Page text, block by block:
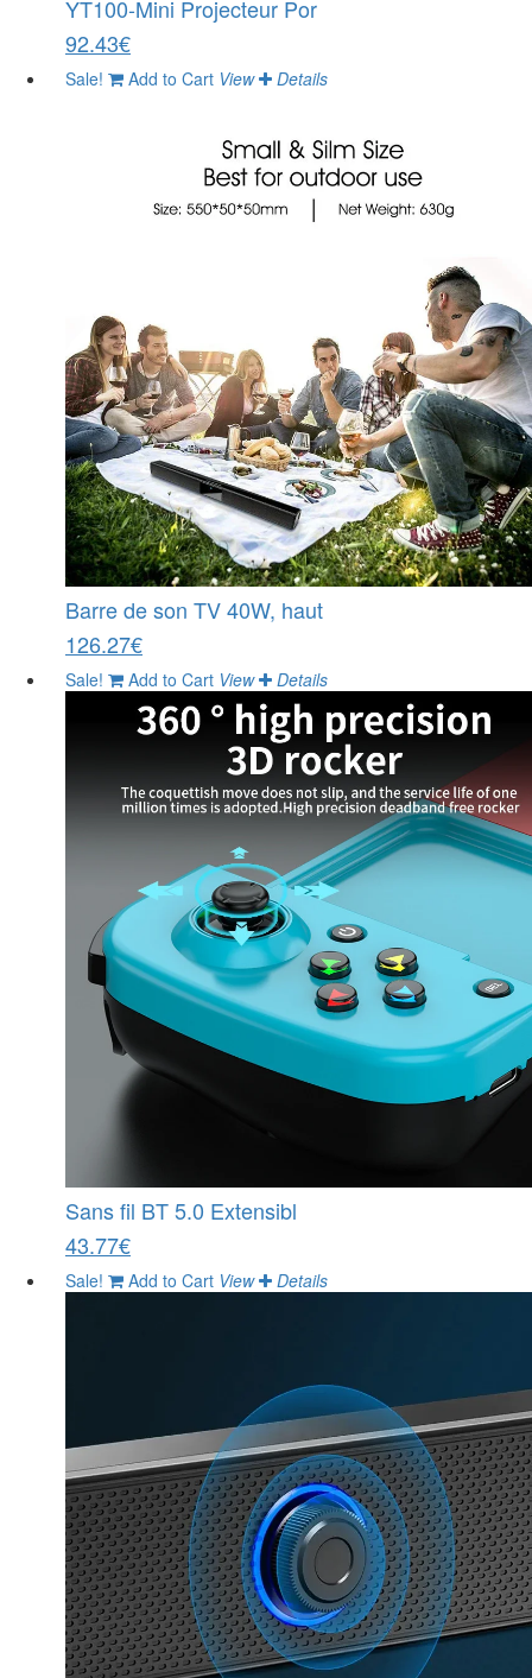
YT100-Mini Projecteur Por
92.43€
Sale! Add to Cart View Details
Barre de son TV 40W, haut
126.27€
Sale! Add to Cart View Details
Sans fil BT 5.0 Extensibl
43.77€
Sale! Add to Cart View Details